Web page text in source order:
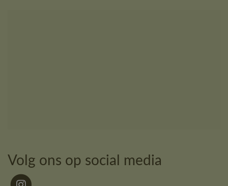
Volg ons op social media